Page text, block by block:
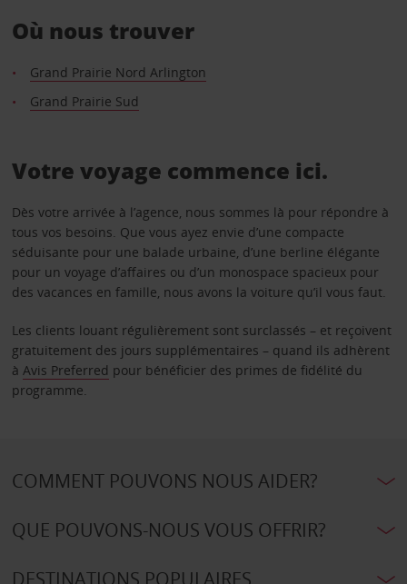
Où nous trouver
Grand Prairie Nord Arlington
Grand Prairie Sud
Votre voyage commence ici.
Dès votre arrivée à l’agence, nous sommes là pour répondre à
tous vos besoins. Que vous ayez envie d’une compacte
séduisante pour une balade urbaine, d’une berline élégante
pour un voyage d’affaires ou d’un monospace spacieux pour
des vacances en famille, nous avons la voiture qu’il vous faut.
Les clients louant régulièrement sont surclassés – et reçoivent
gratuitement des jours supplémentaires – quand ils adhèrent
à Avis Preferred pour bénéficier des primes de fidélité du
programme.
COMMENT POUVONS NOUS AIDER?
QUE POUVONS-NOUS VOUS OFFRIR?
DESTINATIONS POPULAIRES